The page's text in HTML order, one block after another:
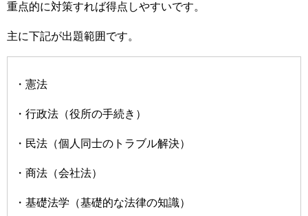
重点的に対策すれば得点しやすいです。
主に下記が出題範囲です。
・憲法
・行政法（役所の手続き）
・民法（個人同士のトラブル解決）
・商法（会社法）
・基礎法学（基礎的な法律の知識）